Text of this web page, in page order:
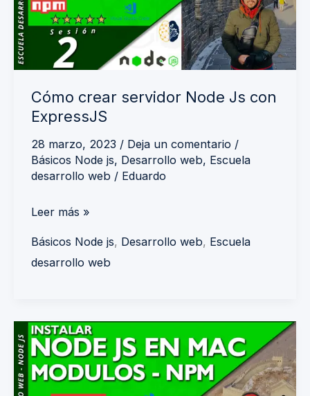
Cómo crear servidor Node Js con
ExpressJS
28 marzo, 2023 / Deja un comentario /
Básicos Node js, Desarrollo web, Escuela
desarrollo web / Eduardo
Js
con
ExpressJS
Leer más »
Básicos Node js, Desarrollo web, Escuela
desarrollo web
Instalar
Node
js